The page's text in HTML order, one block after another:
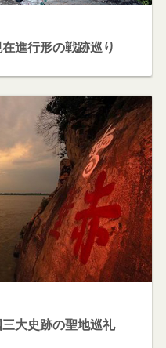
進行形の戦跡巡り
大史跡の聖地巡礼